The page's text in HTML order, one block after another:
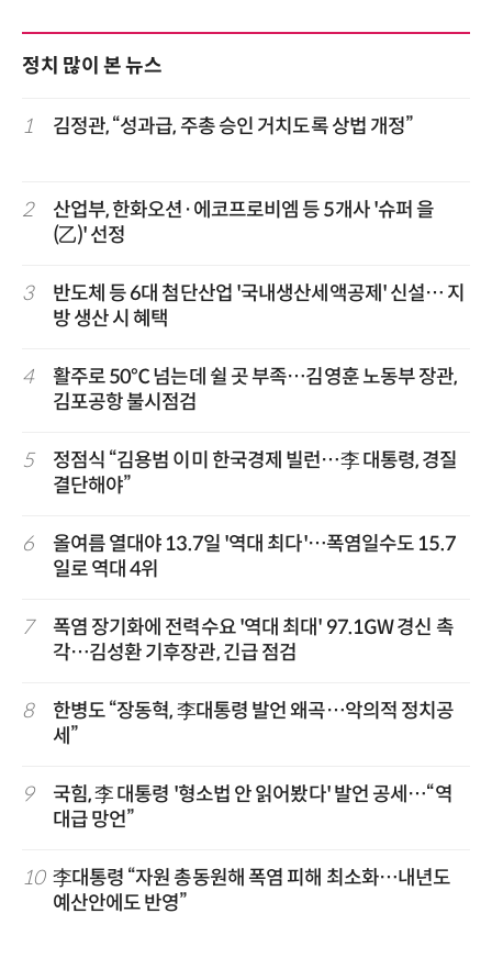
정치 많이 본 뉴스
1 김정관, “성과급, 주총 승인 거치도록 상법 개정”
2
산업부, 한화오션·에코프로비엠 등 5개사 '슈퍼 을
(乙)' 선정
3
반도체 등 6대 첨단산업 '국내생산세액공제' 신설… 지
방 생산 시 혜택
4
활주로 50℃ 넘는데 쉴 곳 부족…김영훈 노동부 장관,
김포공항 불시점검
5
정점식 “김용범 이미 한국경제 빌런…李 대통령, 경질
결단해야”
6
올여름 열대야 13.7일 '역대 최다'…폭염일수도 15.7
일로 역대 4위
7
폭염 장기화에 전력수요 '역대 최대' 97.1GW 경신 촉
각…김성환 기후장관, 긴급 점검
8
한병도 “장동혁, 李대통령 발언 왜곡…악의적 정치공
세”
9
국힘, 李 대통령 '형소법 안 읽어봤다' 발언 공세…“역
대급 망언”
10 李대통령 “자원 총동원해 폭염 피해 최소화…내년도
예산안에도 반영”